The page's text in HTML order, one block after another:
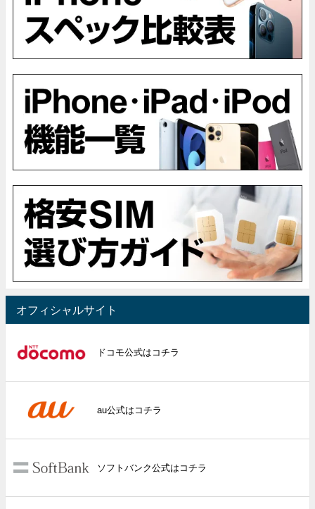
オフィシャルサイト
ドコモ公式はコチラ
au公式はコチラ
ソフトバンク公式はコチラ